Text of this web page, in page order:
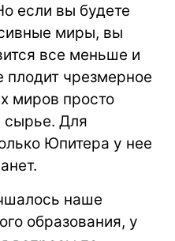
если вы будете
миры, вы
все меньше и
чрезмерное
миров просто
сырье. Для
Юпитера у нее
наше
образования, у